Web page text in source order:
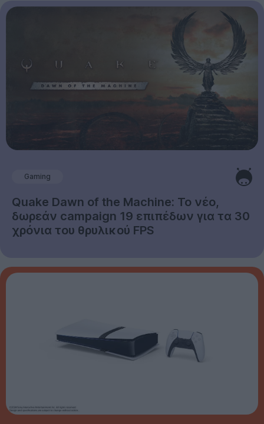
Gaming
Quake Dawn of the Machine: Το νέο,
δωρεάν campaign 19 επιπέδων για τα 30
χρόνια του θρυλικού FPS